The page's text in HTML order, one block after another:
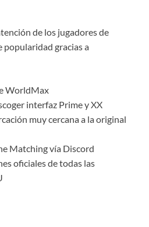
de los jugadores de
popularidad gracias a
WorldMax
interfaz Prime y XX
muy cercana a la original
Matching vía Discord
oficiales de todas las